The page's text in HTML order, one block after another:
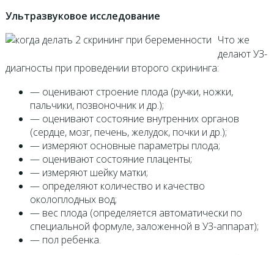
Ультразвуковое исследование
Что же
делают УЗ-
диагносты при проведении второго скрининга:
— оценивают строение плода (ручки, ножки,
пальчики, позвоночник и др.);
— оценивают состояние внутренних органов
(сердце, мозг, печень, желудок, почки и др.);
— измеряют основные параметры плода;
— оценивают состояние плаценты;
— измеряют шейку матки;
— определяют количество и качество
околоплодных вод;
— вес плода (определяется автоматически по
специальной формуле, заложенной в УЗ-аппарат);
— пол ребенка.